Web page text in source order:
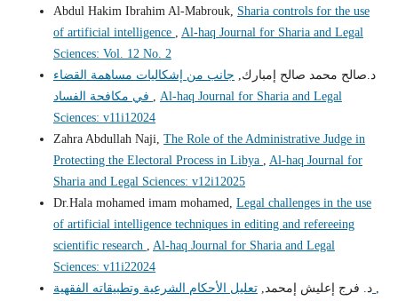
Abdul Hakim Ibrahim Al-Mabrouk, Sharia controls for the use
of artificial intelligence
Al-haq Journal for Sharia and Legal
Sciences: Vol. 12 No. 2
د.صالح محمد صالح إمبارك, جانب من إشكاليات مساهمة القضاء
Al-haq Journal for Sharia and Legal
Sciences: v11i12024
Zahra Abdullah Naji, The Role of the Administrative Judge in
Protecting the Electoral Process in Libya
Al-haq Journal for
Sharia and Legal Sciences: v12i12025
Dr.Hala mohamed imam mohamed, Legal challenges in the use
of artificial intelligence techniques in editing and refereeing
scientific research
Al-haq Journal for Sharia and Legal
Sciences: v11i22024
د. فرج إعليش إمحمد,تعليل الأحكام الشرعية وتطبيقاته الفقهية